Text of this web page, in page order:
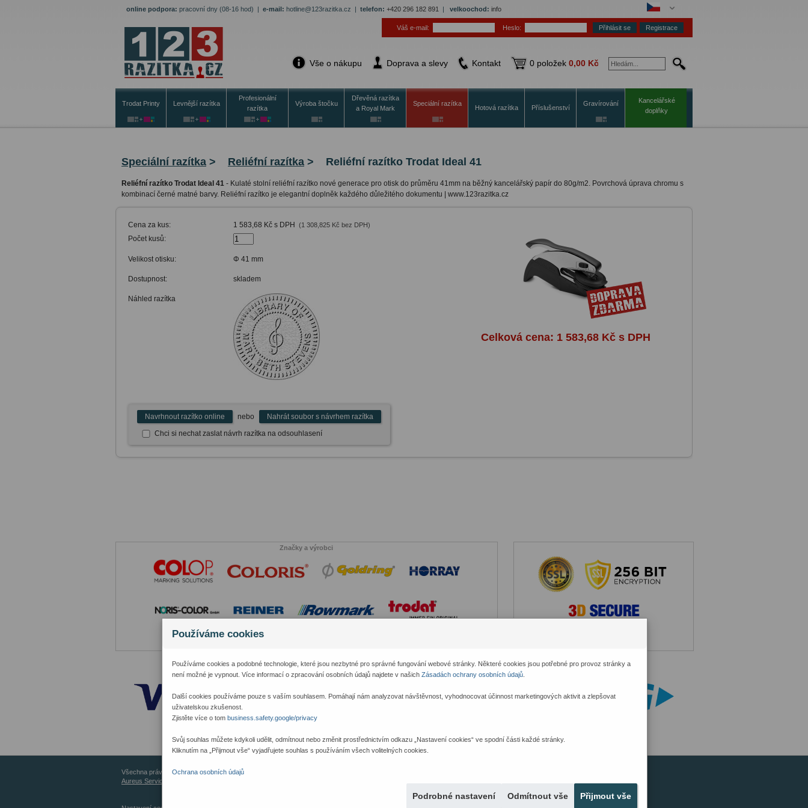
online podpora: pracovní dny (08-16 hod) | e-mail: hotline@123razitka.cz | telefon: +420 296 182 891 | velkoochod: info
Váš e-mail: Heslo: Registrace
Vše o nákupu Doprava a slevy Kontakt 0 položek 0,00 Kč
Trodat Printy Levnější razítka
Profesionální
razítka
Výroba štočku
Dřevěná razítka
a Royal Mark
Speciální razítka
Hotová razítka Příslušenství
Gravírování
Kancelářské
doplňky
Speciální razítka > Reliéfní razítka > Reliéfní razítko Trodat Ideal 41
Reliéfní razítko Trodat Ideal 41 - Kulaté stolní reliéfní razítko nové generace pro otisk do průměru 41mm na běžný kancelářský papír do 80g/m2. Povrchová úprava chromu s
kombinací černé matné barvy. Reliéfní razítko je elegantní doplněk každého důležitého dokumentu | www.123razitka.cz
Celková cena: 1 583,68 Kč s DPH
Cena za kus: 1 583,68 Kč s DPH (1 308,825 Kč bez DPH)
Počet kusů:
Velikost otisku: Φ 41 mm
Dostupnost: skladem
Náhled razítka
Navrhnout razítko online nebo
Nahrát soubor s návrhem razítka
Chci si nechat zaslat návrh razítka na odsouhlasení
Značky a výrobci
Všechna práva vyhrazena © 2026
Aureus Services
Ochrana osobních údajů
Používáme cookies
Používáme cookies a podobné technologie, které jsou nezbytné pro správné fungování webové stránky. Některé cookies jsou potřebné pro provoz stránky a
není možné je vypnout. Více informací o zpracování osobních údajů najdete v našich Zásadách ochrany osobních údajů.
Další cookies používáme pouze s vaším souhlasem. Pomáhají nám analyzovat návštěvnost, vyhodnocovat účinnost marketingových aktivit a zlepšovat
uživatelskou zkušenost.
Zjistěte více o tom business.safety.google/privacy
Svůj souhlas můžete kdykoli udělit, odmítnout nebo změnit prostřednictvím odkazu „Nastavení cookies“ ve spodní části každé stránky.
Kliknutím na „Přijmout vše“ vyjadřujete souhlas s používáním všech volitelných cookies.
Ochrana osobních údajů
Podrobné nastavení Odmítnout vše Přijmout vše